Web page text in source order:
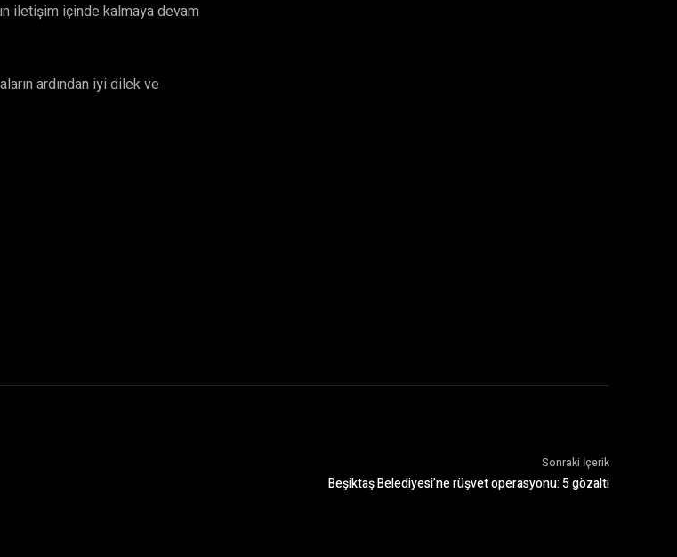
iletişim içinde kalmaya devam
ardından iyi dilek ve
Sonraki İçerik
Beşiktaş Belediyesi’ne rüşvet operasyonu: 5 gözaltı